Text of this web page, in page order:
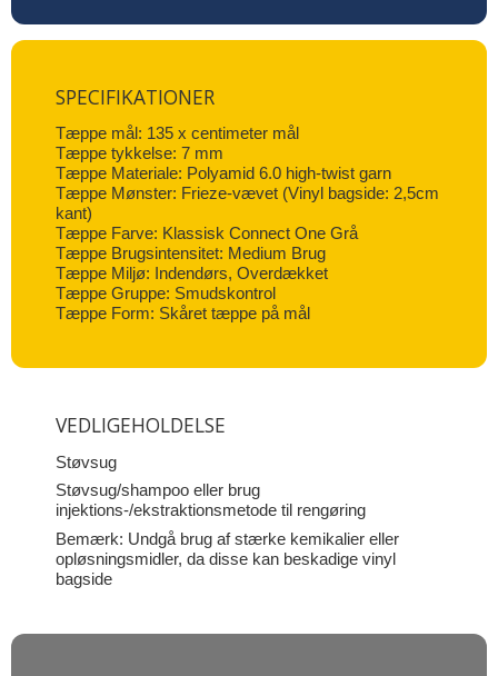
SPECIFIKATIONER
Tæppe mål: 135 x centimeter mål
Tæppe tykkelse: 7 mm
Tæppe Materiale: Polyamid 6.0 high-twist garn
Tæppe Mønster: Frieze-vævet (Vinyl bagside: 2,5cm
kant)
Tæppe Farve: Klassisk Connect One Grå
Tæppe Brugsintensitet: Medium Brug
Tæppe Miljø: Indendørs, Overdækket
Tæppe Gruppe: Smudskontrol
Tæppe Form: Skåret tæppe på mål
VEDLIGEHOLDELSE
Støvsug
Støvsug/shampoo eller brug
injektions-/ekstraktionsmetode til rengøring
Bemærk: Undgå brug af stærke kemikalier eller
opløsningsmidler, da disse kan beskadige vinyl
bagside